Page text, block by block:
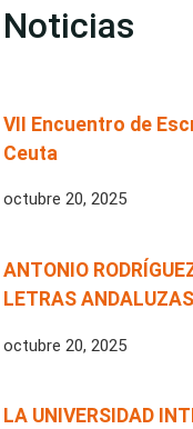
Noticias
VII Encuentro de
Ceuta
octubre 20, 2025
ANTONIO
LETRAS
octubre 20, 2025
LA UNIVERSIDAD